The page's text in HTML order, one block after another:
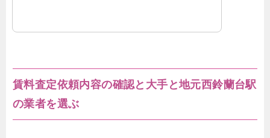
賃料査定依頼内容の確認と大手と地元西鈴蘭台駅
の業者を選ぶ